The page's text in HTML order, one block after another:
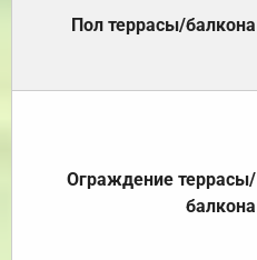
Пол террасы/балкона
Ограждение террасы/
балкона